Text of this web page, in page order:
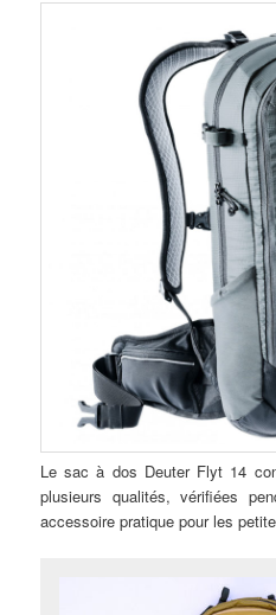
Le sac à dos Deuter Flyt 14
plusieurs qualités, vérifiées
accessoire pratique pour les